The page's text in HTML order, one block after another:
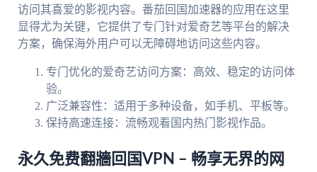
访问其喜爱的影视内容。番茄回国加速器的应用在这里
显得尤为关键，它提供了专门针对爱奇艺等平台的解决
方案，确保海外用户可以无障碍地访问这些内容。
专门优化的爱奇艺访问方案：高效、稳定的访问体
验。
广泛兼容性：适用于多种设备，如手机、平板等。
保持高速连接：流畅观看国内热门影视作品。
永久免费翻牆回国VPN – 畅享无界的网